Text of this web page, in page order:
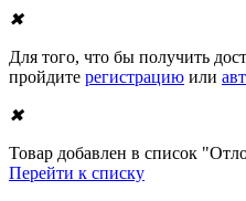
✖
Для того, что бы получить
пройдите регистрацию или
✖
Товар добавлен в список
Перейти к списку